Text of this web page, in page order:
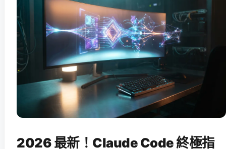
2026 最新！Claude Code 終極指